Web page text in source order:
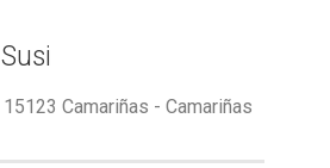
Camariñas - Camariñas